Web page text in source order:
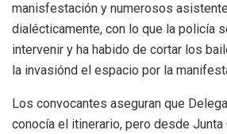
manisfestación y numerosos
dialécticamente, con lo que la policía
intervenir y ha habido de cortar los
la invasiónd el espacio por la
Los convocantes aseguran que
conocía el itinerario, pero desde Junta